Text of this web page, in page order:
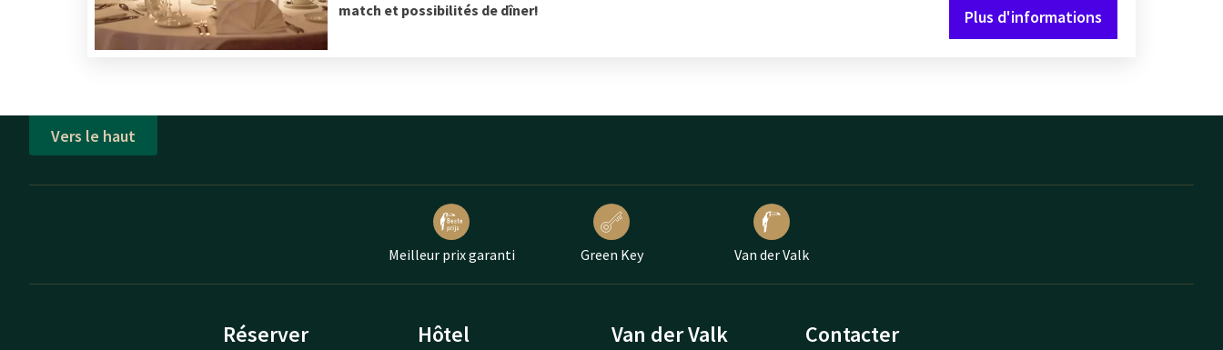
match et possibilités de dîner!
Plus d'informations
Vers le haut
Meilleur prix garanti Green Key Van der Valk
Réserver Hôtel Van der Valk Contacter